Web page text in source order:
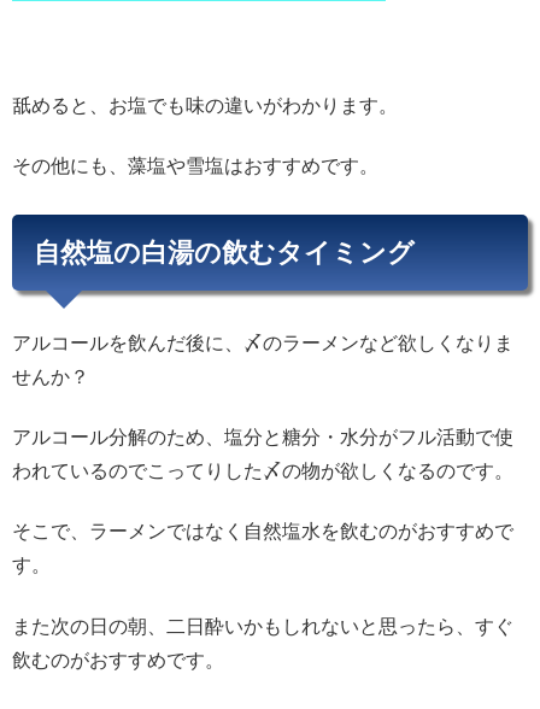
舐めると、お塩でも味の違いがわかります。
その他にも、藻塩や雪塩はおすすめです。
自然塩の白湯の飲むタイミング
アルコールを飲んだ後に、〆のラーメンなど欲しくなりま
せんか？
アルコール分解のため、塩分と糖分・水分がフル活動で使
われているのでこってりした〆の物が欲しくなるのです。
そこで、ラーメンではなく自然塩水を飲むのがおすすめで
す。
また次の日の朝、二日酔いかもしれないと思ったら、すぐ
飲むのがおすすめです。